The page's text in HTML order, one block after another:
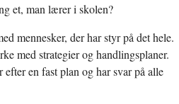
et, man lærer i skolen?
mennesker, der har styr på det hele.
med strategier og handlingsplaner.
en fast plan og har svar på alle